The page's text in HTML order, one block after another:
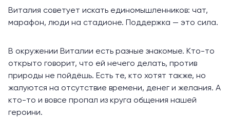
Виталия советует искать единомышленников: чат,
марафон, люди на стадионе. Поддержка — это сила.
В окружении Виталии есть разные знакомые. Кто-то
открыто говорит, что ей нечего делать, против
природы не пойдёшь. Есть те, кто хотят также, но
жалуются на отсутствие времени, денег и желания. А
кто-то и вовсе пропал из круга общения нашей
героини.